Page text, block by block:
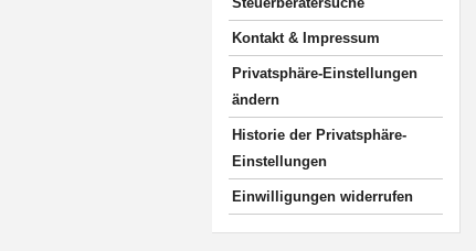
Kontakt & Impressum
Privatsphäre-Einstellungen
ändern
Historie der Privatsphäre-
Einstellungen
Einwilligungen widerrufen